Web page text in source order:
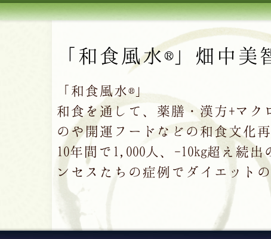
「和食風水®」畑中美
「和食風水®」
和食を通して、薬膳・漢方+マク
のや開運フードなどの和食文化
10年間で1,000人、-10kg超え続
ンセスたちの症例でダイエット